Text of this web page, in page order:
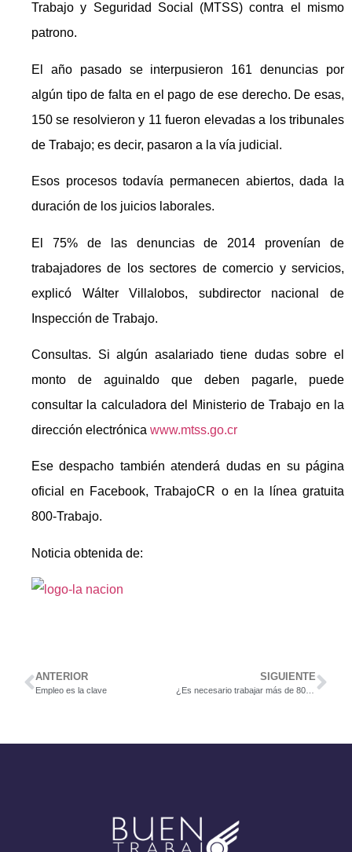
Trabajo y Seguridad Social (MTSS) contra el mismo
patrono.
El año pasado se interpusieron 161 denuncias por
algún tipo de falta en el pago de ese derecho. De esas,
150 se resolvieron y 11 fueron elevadas a los tribunales
de Trabajo; es decir, pasaron a la vía judicial.
Esos procesos todavía permanecen abiertos, dada la
duración de los juicios laborales.
El 75% de las denuncias de 2014 provenían de
trabajadores de los sectores de comercio y servicios,
explicó Wálter Villalobos, subdirector nacional de
Inspección de Trabajo.
Consultas. Si algún asalariado tiene dudas sobre el
monto de aguinaldo que deben pagarle, puede
consultar la calculadora del Ministerio de Trabajo en la
dirección electrónica www.mtss.go.cr
Ese despacho también atenderá dudas en su página
oficial en Facebook, TrabajoCR o en la línea gratuita
800-Trabajo.
Noticia obtenida de:
ANTERIOR
Empleo es la clave
SIGUIENTE
¿Es necesario trabajar más de 80 horas por semana para ser considerado un buen empleado?